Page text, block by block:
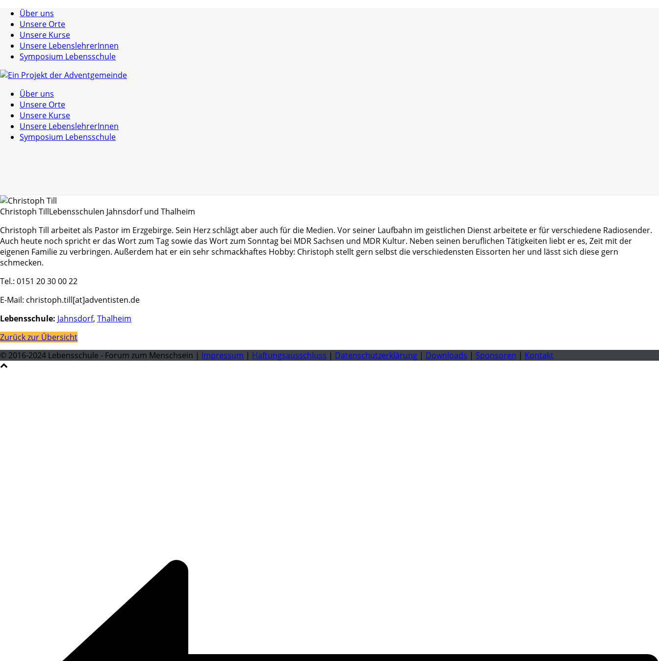
Über uns
Unsere Orte
Unsere Kurse
Unsere LebenslehrerInnen
Symposium Lebensschule
Über uns
Unsere Orte
Unsere Kurse
Unsere LebenslehrerInnen
Symposium Lebensschule
Christoph TillLebensschulen Jahnsdorf und Thalheim
Christoph Till arbeitet als Pastor im Erzgebirge. Sein Herz schlägt aber auch für die Medien. Vor seiner Laufbahn im geistlichen Dienst arbeitete er für verschiedene Radiosender.
Auch heute noch spricht er das Wort zum Tag sowie das Wort zum Sonntag bei MDR Sachsen und MDR Kultur. Neben seinen beruflichen Tätigkeiten liebt er es, Zeit mit der
eigenen Familie zu verbringen. Außerdem hat er ein sehr schmackhaftes Hobby: Christoph stellt gern selbst die verschiedensten Eissorten her und lässt sich diese gern
schmecken.
Tel.: 0151 20 30 00 22
E-Mail: christoph.till[at]adventisten.de
Lebensschule: Jahnsdorf, Thalheim
Zurück zur Übersicht
© 2016-2024 Lebensschule - Forum zum Menschsein | Impressum | Haftungsausschluss | Datenschutzerklärung | Downloads | Sponsoren | Kontakt